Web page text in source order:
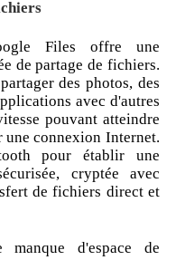
Files offre une
de partage de fichiers.
des photos, des
avec d'autres
pouvant atteindre
une connexion Internet.
pour établir une
cryptée avec
de fichiers direct et
d'espace de